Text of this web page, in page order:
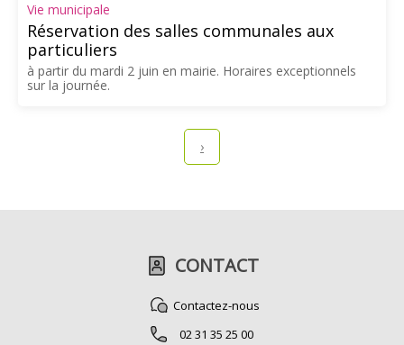
Vie municipale
Réservation des salles communales aux
particuliers
à partir du mardi 2 juin en mairie. Horaires exceptionnels
sur la journée.
›
CONTACT
Contactez-nous
02 31 35 25 00